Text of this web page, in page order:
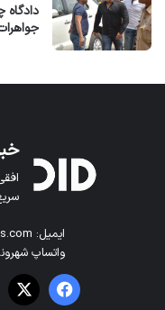
دادگاه
ایمیل: info@didpress.com
واتساپ شهروند
فیس بوک X